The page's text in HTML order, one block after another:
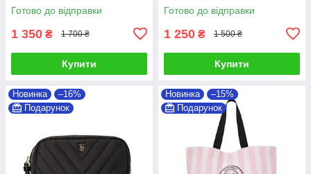
Готово до відправки
1 350 ₴ 1 700 ₴
Купити
Готово до відправки
1 250 ₴ 1 500 ₴
Купити
Новинка
–16%
Подарунок
Новинка
–15%
Подарунок